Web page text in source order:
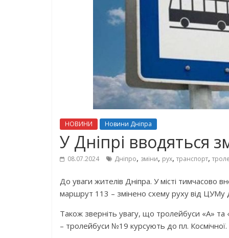
НОВИНИ Новини Дніпра
У Дніпрі вводяться
08.07.2024 Дніпро, зміни, рух, транспорт,
До уваги жителів Дніпра. У місті тимчасово
маршрут 113 – змінено схему руху від ЦУМу
Також зверніть увагу, що тролейбуси «А»
– тролейбуси №19 курсують до пл. Космічної.